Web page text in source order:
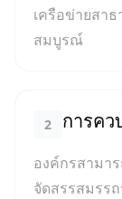
เครือข่ายสา
สมบูรณ์
2 การค
องค์กรสามา
จัดสรรสมรร